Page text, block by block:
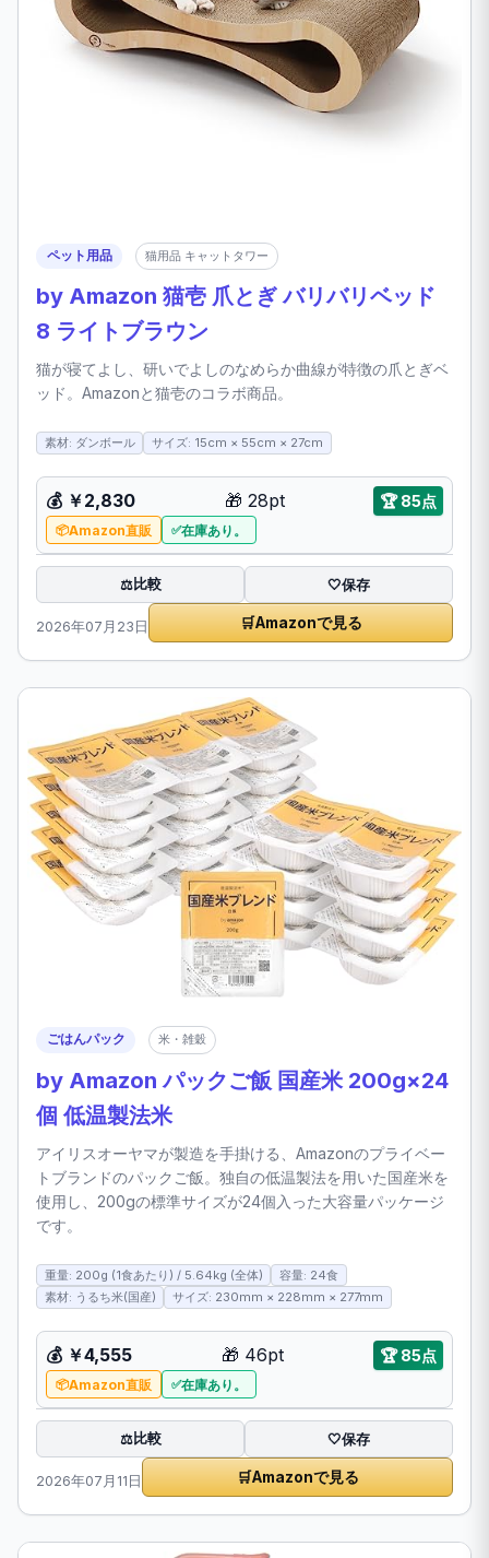
ペット用品 猫用品 キャットタワー
by Amazon 猫壱 爪とぎ バリバリベッド
8 ライトブラウン
猫が寝てよし、研いでよしのなめらか曲線が特徴の爪とぎベ
ッド。Amazonと猫壱のコラボ商品。
素材: ダンボール サイズ: 15cm × 55cm × 27cm
💰 ￥2,830 🎁 28pt 🏆 85点
Amazon直販 在庫あり。
⚖️比較 🤍保存
2026年07月23日 🛒Amazonで見る
ごはんパック 米・雑穀
by Amazon パックご飯 国産米 200g×24
個 低温製法米
アイリスオーヤマが製造を手掛ける、Amazonのプライベー
トブランドのパックご飯。独自の低温製法を用いた国産米を
使用し、200gの標準サイズが24個入った大容量パッケージ
です。
重量: 200g (1食あたり) / 5.64kg (全体)
容量: 24食
素材: うるち米(国産)
サイズ: 230mm × 228mm × 277mm
💰 ￥4,555 🎁 46pt 🏆 85点
Amazon直販 在庫あり。
⚖️比較 🤍保存
2026年07月11日 🛒Amazonで見る